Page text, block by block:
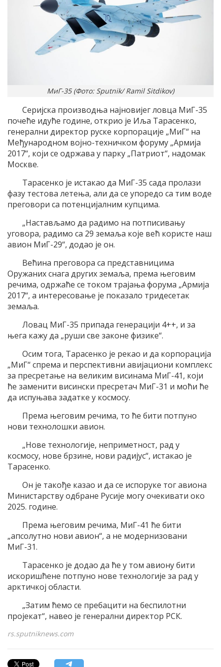
МиГ-35 (Фото: Sputnik/ Ramil Sitdikov)
Серијска производња најновијег ловца МиГ-35
почеће идуће године, открио је Иља Тарасенко,
генерални директор руске корпорације „МиГ“ на
Међународном војно-техничком форуму „Армија
2017“, који се одржава у парку „Патриот“, надомак
Москве.
Тарасенко је истакао да МиГ-35 сада пролази
фазу тестова летења, али да се упоредо са тим воде
преговори са потенцијалним купцима.
„Настављамо да радимо на потписивању
уговора, радимо са 29 земаља које већ користе наш
авион МиГ-29“, додао је он.
Већина преговора са представницима
Оружаних снага других земаља, према његовим
речима, одржаће се током трајања форума „Армија
2017“, а интересовање је показало тридесетак
земаља.
Ловац МиГ-35 припада генерацији 4++, и за
њега кажу да „руши све законе физике“.
Осим тога, Тарасенко је рекао и да корпорација
„МиГ“ спрема и перспективни авијациони комплекс
за пресретање на великим висинама МиГ-41, који
ће заменити висински пресретач МиГ-31 и моћи ће
да испуњава задатке у космосу.
Према његовим речима, то ће бити потпуно
нови технолошки авион.
„Нове технологије, неприметност, рад у
космосу, нове брзине, нови радијус“, истакао је
Тарасенко.
Он је такође казао и да се испоруке тог авиона
Министарству одбране Русије могу очекивати око
2025. године.
Према његовим речима, МиГ-41 ће бити
„апсолутно нови авион“, а не модернизовани
МиГ-31.
Тарасенко је додао да ће у том авиону бити
искоришћене потпуно нове технологије за рад у
арктичкој области.
„Затим ћемо се пребацити на беспилотни
пројекат“, навео је генерални директор РСК.
rs.sputniknews.com